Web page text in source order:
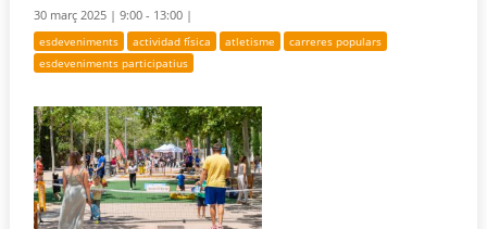
30 març 2025 |9:00 - 13:00 |
esdeveniments actividad física atletisme
carreres populars
esdeveniments participatius